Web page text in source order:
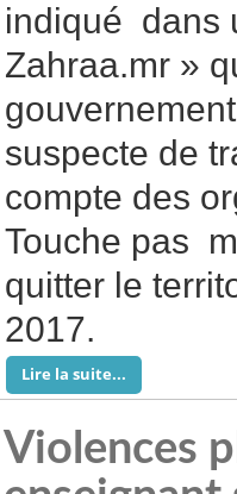
indiqué dans
Zahraa.mr »
suspecte de
compte des
Touche pas
quitter le
2017.
Lire la suite...
Violences